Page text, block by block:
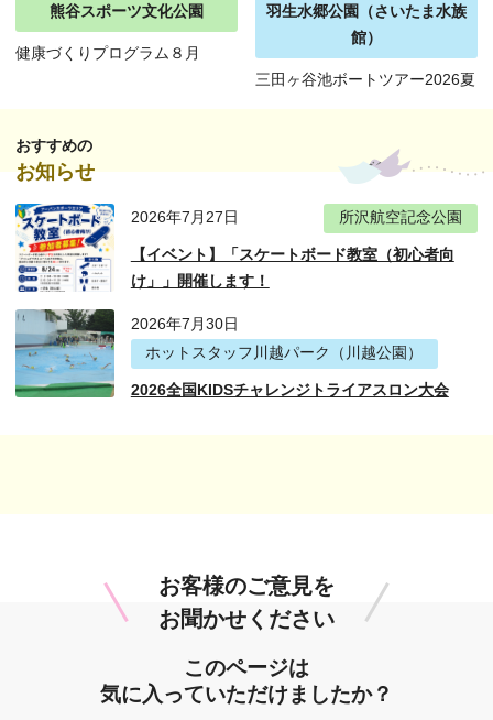
熊谷スポーツ文化公園
健康づくりプログラム８月
羽生水郷公園（さいたま水族
館）
三田ヶ谷池ボートツアー2026夏
おすすめの
お知らせ
2026年7月27日 所沢航空記念公園
【イベント】「スケートボード教室（初心者向
け」」開催します！
2026年7月30日
ホットスタッフ川越パーク（川越公園）
2026全国KIDSチャレンジトライアスロン大会
お客様のご意見を
お聞かせください
このページは
気に入っていただけましたか？